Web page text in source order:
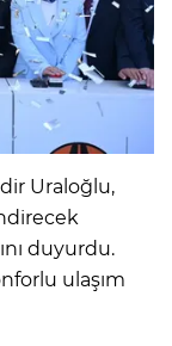
Uraloğlu,
duyurdu.
ulaşım